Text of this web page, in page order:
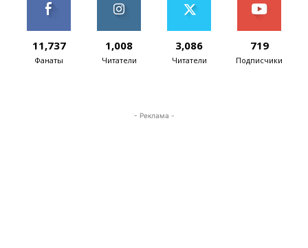
11,737
Фанаты
1,008
Читатели
3,086
Читатели
719
Подписчики
- Реклама -